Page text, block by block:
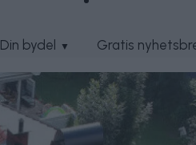
Din bydel Gratis